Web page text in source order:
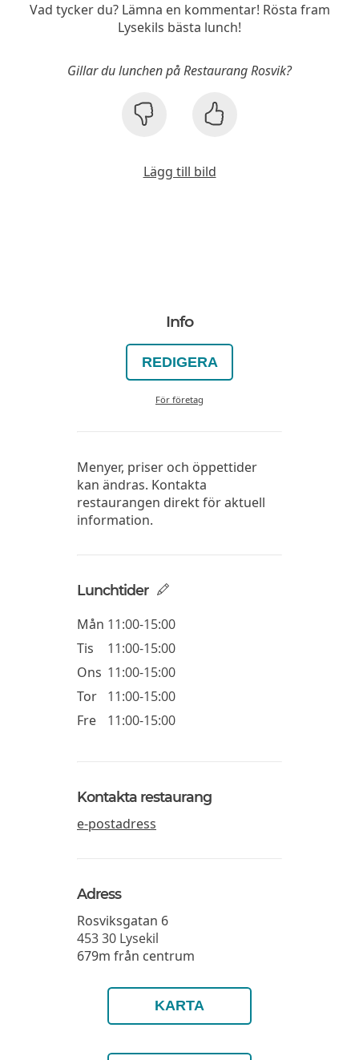
Vad tycker du? Lämna en kommentar! Rösta fram
Lysekils bästa lunch!
Gillar du lunchen på Restaurang Rosvik?
Lägg till bild
Info
REDIGERA
För företag
Menyer, priser och öppettider
kan ändras. Kontakta
restaurangen direkt för aktuell
information.
Lunchtider
Mån 11:00-15:00
Tis
11:00-15:00
Ons 11:00-15:00
Tor
11:00-15:00
Fre
11:00-15:00
Kontakta restaurang
e-postadress
Adress
Rosviksgatan 6
453 30 Lysekil
679m från centrum
KARTA